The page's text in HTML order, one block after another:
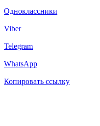
Одноклассники
Viber
Telegram
WhatsApp
Копировать ссылку